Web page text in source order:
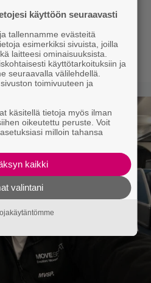
kertoo
oli erikoisin
tänä
käyttöön seuraavasti
tallennamme evästeitä
esimerkiksi sivuista, joilla
laitteesi ominaisuuksista.
käyttötarkoituksiin ja
seuraavalla välilehdellä.
toimivuuteen ja
käsitellä tietoja myös ilman
oikeutettu peruste. Voit
milloin tahansa
kaikki
valintani